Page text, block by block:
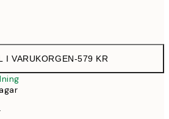
I VARUKORGEN-579 KR